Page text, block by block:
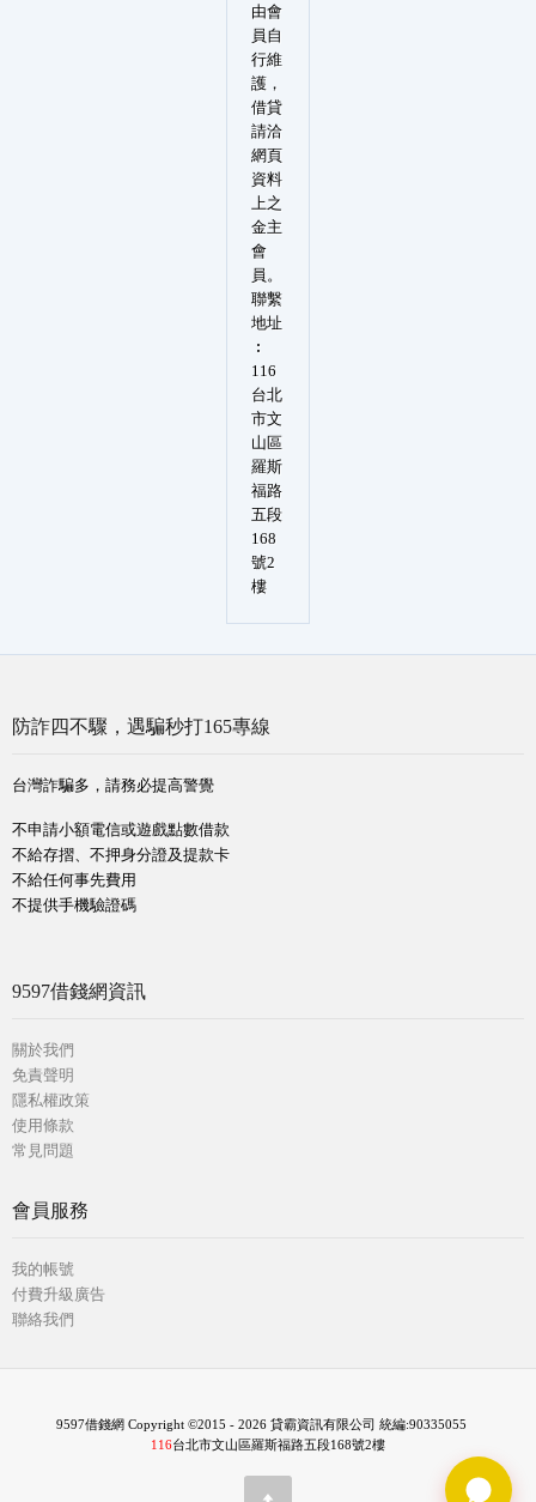
由會
員自
行維
護，
借貸
請洽
網頁
資料
上之
金主
會
員。
聯繫
地址
︰
116
台北
市文
山區
羅斯
福路
五段
168
號2
樓
防詐四不驟，遇騙秒打165專線
台灣詐騙多，請務必提高警覺
不申請小額電信或遊戲點數借款
不給存摺、不押身分證及提款卡
不給任何事先費用
不提供手機驗證碼
9597借錢網資訊
關於我們
免責聲明
隱私權政策
使用條款
常見問題
會員服務
我的帳號
付費升級廣告
聯絡我們
9597借錢網 Copyright ©2015 - 2026 貸霸資訊有限公司 統編:90335055
116台北市文山區羅斯福路五段168號2樓